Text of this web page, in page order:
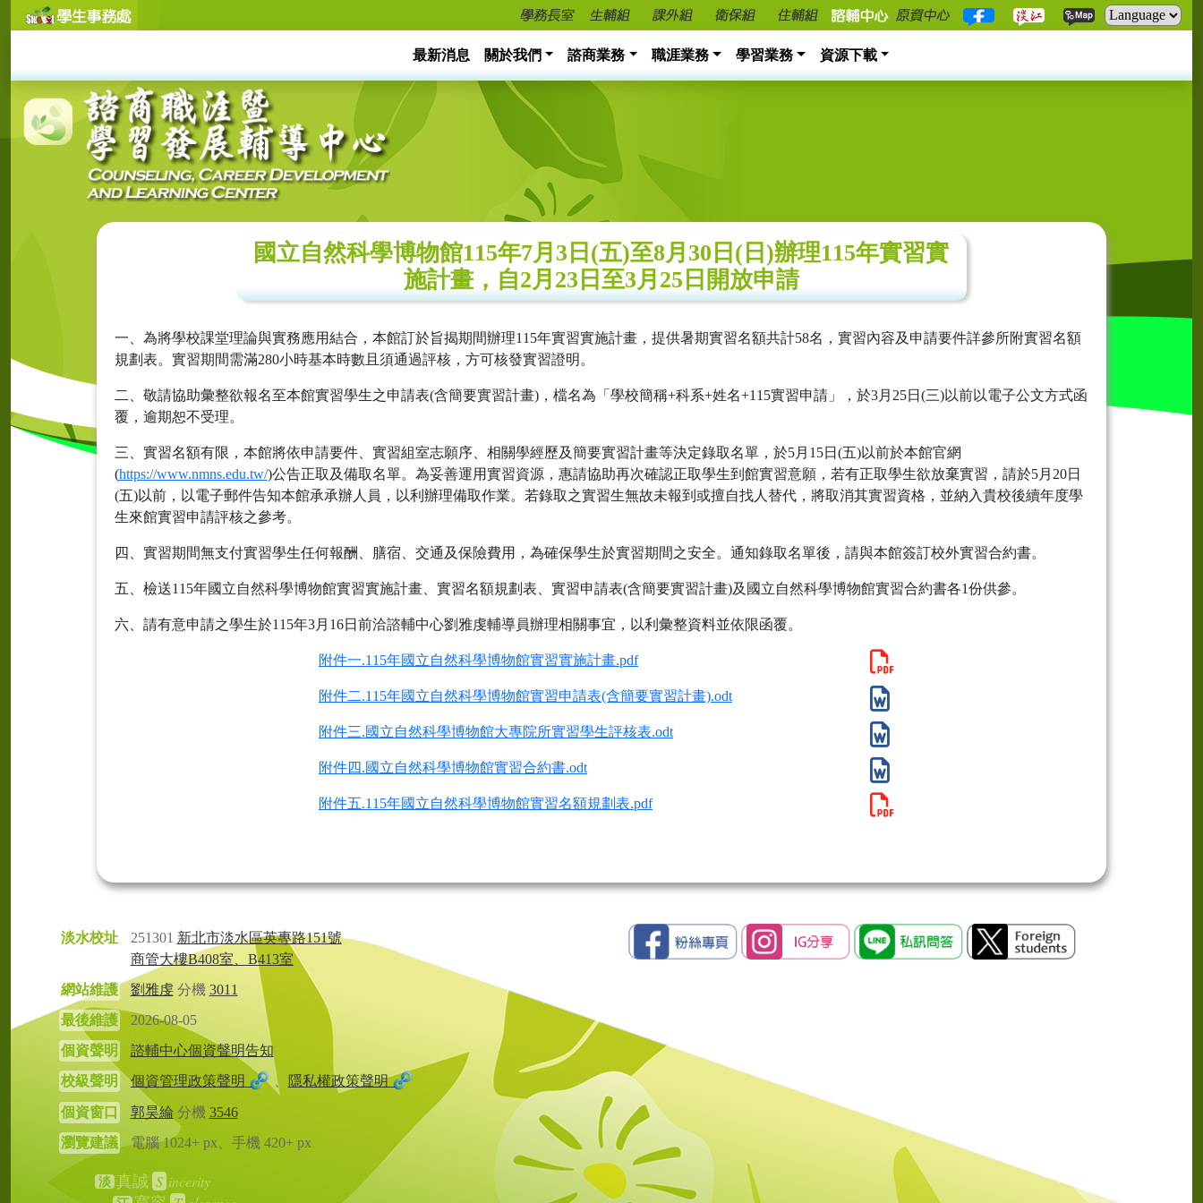
最新消息 關於我們 諮商業務 職涯業務 學習業務 資源下載
國立自然科學博物館115年7月3日(五)至8月30日(日)辦理115年實習實
施計畫，自2月23日至3月25日開放申請
一、為將學校課堂理論與實務應用結合，本館訂於旨揭期間辦理115年實習實施計畫，提供暑期實習名額共計58名，實習內容及申請要件詳參所附實習名額
規劃表。實習期間需滿280小時基本時數且須通過評核，方可核發實習證明。
二、敬請協助彙整欲報名至本館實習學生之申請表(含簡要實習計畫)，檔名為「學校簡稱+科系+姓名+115實習申請」，於3月25日(三)以前以電子公文方式函
覆，逾期恕不受理。
三、實習名額有限，本館將依申請要件、實習組室志願序、相關學經歷及簡要實習計畫等決定錄取名單，於5月15日(五)以前於本館官網
(https://www.nmns.edu.tw/)公告正取及備取名單。為妥善運用實習資源，惠請協助再次確認正取學生到館實習意願，若有正取學生欲放棄實習，請於5月20日
(五)以前，以電子郵件告知本館承承辦人員，以利辦理備取作業。若錄取之實習生無故未報到或擅自找人替代，將取消其實習資格，並納入貴校後續年度學
生來館實習申請評核之參考。
四、實習期間無支付實習學生任何報酬、膳宿、交通及保險費用，為確保學生於實習期間之安全。通知錄取名單後，請與本館簽訂校外實習合約書。
五、檢送115年國立自然科學博物館實習實施計畫、實習名額規劃表、實習申請表(含簡要實習計畫)及國立自然科學博物館實習合約書各1份供參。
六、請有意申請之學生於115年3月16日前洽諮輔中心劉雅虔輔導員辦理相關事宜，以利彙整資料並依限函覆。
附件一.115年國立自然科學博物館實習實施計畫.pdf
附件二.115年國立自然科學博物館實習申請表(含簡要實習計畫).odt
附件三.國立自然科學博物館大專院所實習學生評核表.odt
附件四.國立自然科學博物館實習合約書.odt
附件五.115年國立自然科學博物館實習名額規劃表.pdf
淡水校址 251301 新北市淡水區英專路151號
商管大樓B408室、B413室
網站維護
劉雅虔分機 3011
最後維護
2026-08-05
個資聲明
諮輔中心個資聲明告知
校級聲明
個資管理政策聲明 、 隱私權政策聲明
個資窗口 郭昊綸 分機 3546
瀏覽建議
電腦 1024+ px、手機 420+ px
淡 真誠 S incerity